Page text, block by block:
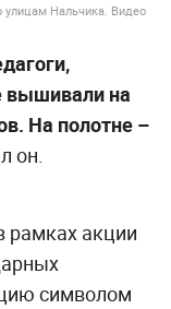
улицам Нальчика. Видео
вышивали на
На полотне –
он.
рамках акции
символом